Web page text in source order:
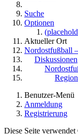
Suche
Optionen
Aktueller Ort
Nordostfußball
Diskussionen
Benutzer-Menü
Anmeldung
Registrierung
Diese Seite